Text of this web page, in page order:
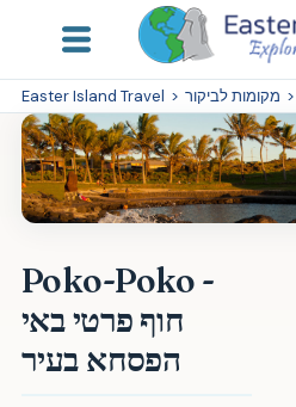
Easter Island Travel > מקומות לביקור >
Poko-Poko -
חוף פרטי באי
הפסחא בעיר